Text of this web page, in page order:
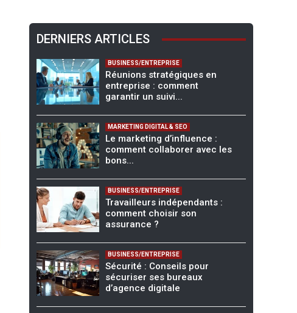
DERNIERS ARTICLES
BUSINESS/ENTREPRISE
Réunions stratégiques en
entreprise : comment
garantir un suivi...
MARKETING DIGITAL & SEO
Le marketing d’influence :
comment collaborer avec les
bons...
BUSINESS/ENTREPRISE
Travailleurs indépendants :
comment choisir son
assurance ?
BUSINESS/ENTREPRISE
Sécurité : Conseils pour
sécuriser ses bureaux
d’agence digitale